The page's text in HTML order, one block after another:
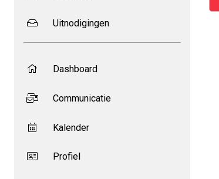
Uitnodigingen
Dashboard
Communicatie
Kalender
Profiel